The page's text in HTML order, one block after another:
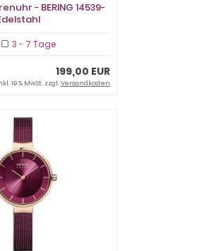
- BERING 14539-
3 - 7 Tage
199,00 EUR
19 % MwSt. zzgl.Versandkosten